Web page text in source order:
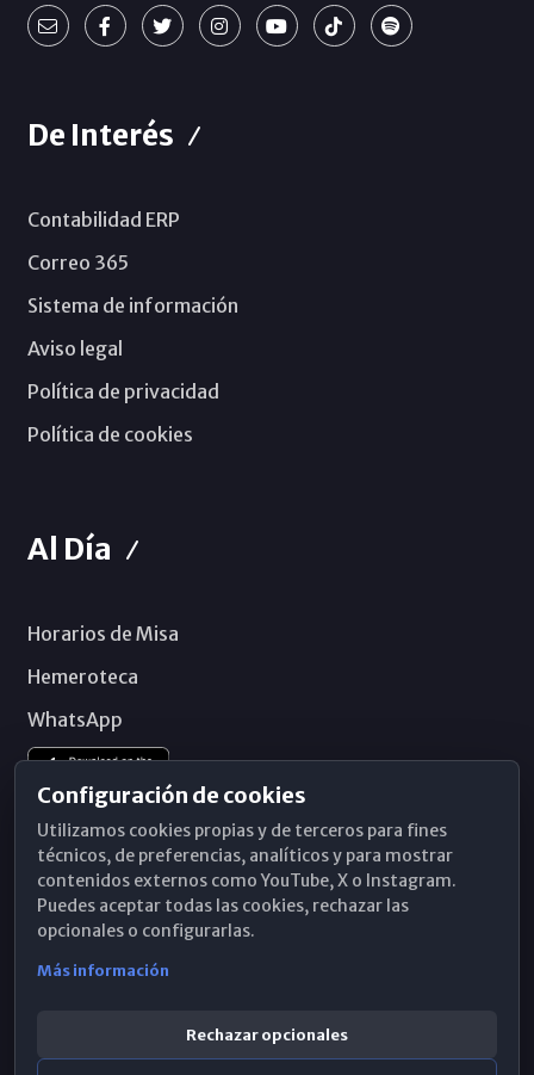
De Interés
Contabilidad ERP
Correo 365
Sistema de información
Aviso legal
Política de privacidad
Política de cookies
Al Día
Horarios de Misa
Hemeroteca
WhatsApp
Configuración de cookies
Utilizamos cookies propias y de terceros para fines
técnicos, de preferencias, analíticos y para mostrar
contenidos externos como YouTube, X o Instagram.
Puedes aceptar todas las cookies, rechazar las
opcionales o configurarlas.
Más información
Rechazar opcionales